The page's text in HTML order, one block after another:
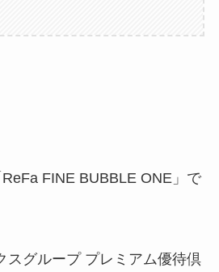
FINE BUBBLE ONE」で
スグループ プレミアム優待倶